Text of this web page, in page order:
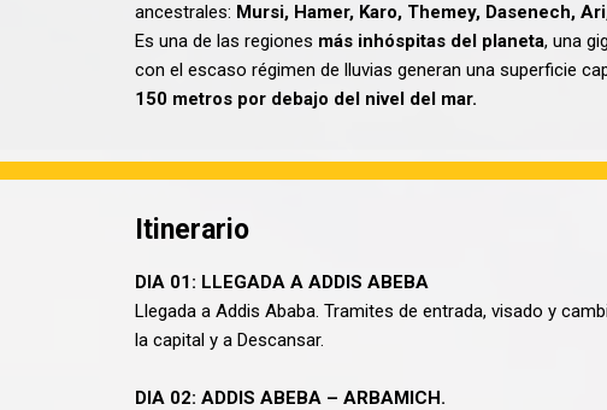
ancestrales: Mursi, Hamer, Karo, Themey, Dasenech,
Es una de las regiones más inhóspitas del planeta, una
con el escaso régimen de lluvias generan una superficie
150 metros por debajo del nivel del mar.
Itinerario
DIA 01: LLEGADA A ADDIS ABEBA
Llegada a Addis Ababa. Tramites de entrada, visado y
la capital y a Descansar.
DIA 02: ADDIS ABEBA – ARBAMICH.